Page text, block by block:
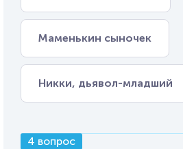
Маменькин сыночек
Никки, дьявол-младший
4 вопрос